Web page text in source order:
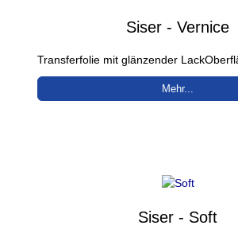
Siser - Vernice
Transferfolie mit glänzender
Mehr...
Siser - Soft